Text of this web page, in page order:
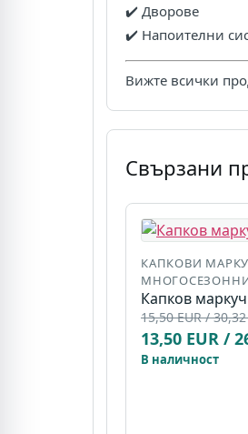
✔️ Дворове
✔️ Напоителни
Вижте всички
Свързани
КАПКОВИ
Капков
15,50 EUR /
13,50 EUR /
В наличност